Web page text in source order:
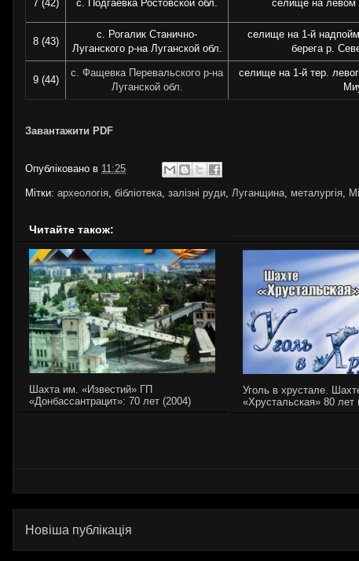
7 (42) с. Подгаевка Ростовской обл. селище на левом
8 (43)
с. Рогалик Станично-
Луганского р-на Луганской обл.
селище на 1-й
берега р.
9 (44)
с. Фащевка Перевальского р-на
Луганской обл.
селище на 1-й тер.
Завантажити PDF
Опубліковано в 11:25
Мітки: археологія, бібліотека, залізні руди, Луганщина, металургія,
Читайте також:
Шахта им. «Известий» ГП
«Донбассантрацит»: 70 лет (2004)
Уголь в хрустале.
«Хрустальская» 80 лет
Новіша публікація